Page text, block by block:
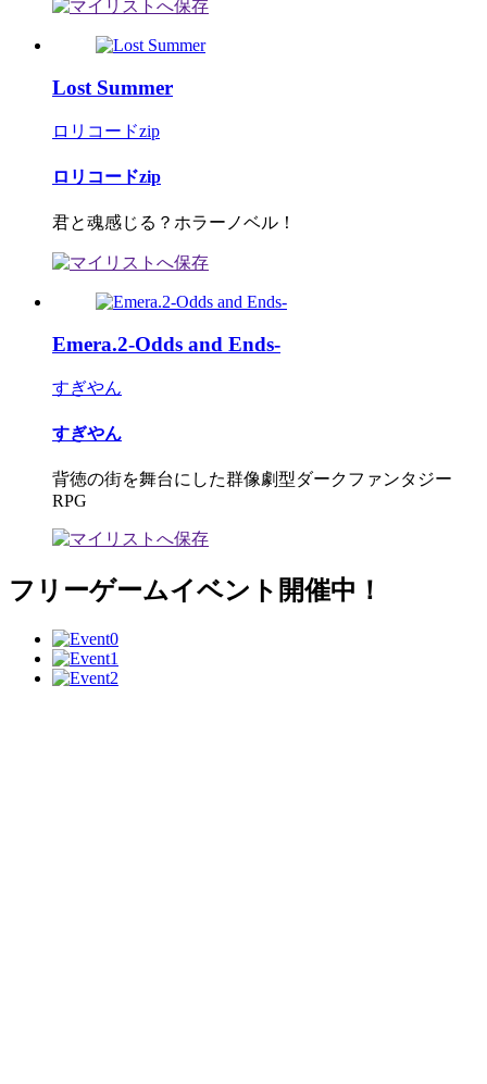
Lost Summer
ロリコードzip
ロリコードzip
君と魂感じる？ホラーノベル！
Emera.2-Odds and Ends-
すぎやん
すぎやん
背徳の街を舞台にした群像劇型ダークファンタジー
RPG
フリーゲームイベント開催中！